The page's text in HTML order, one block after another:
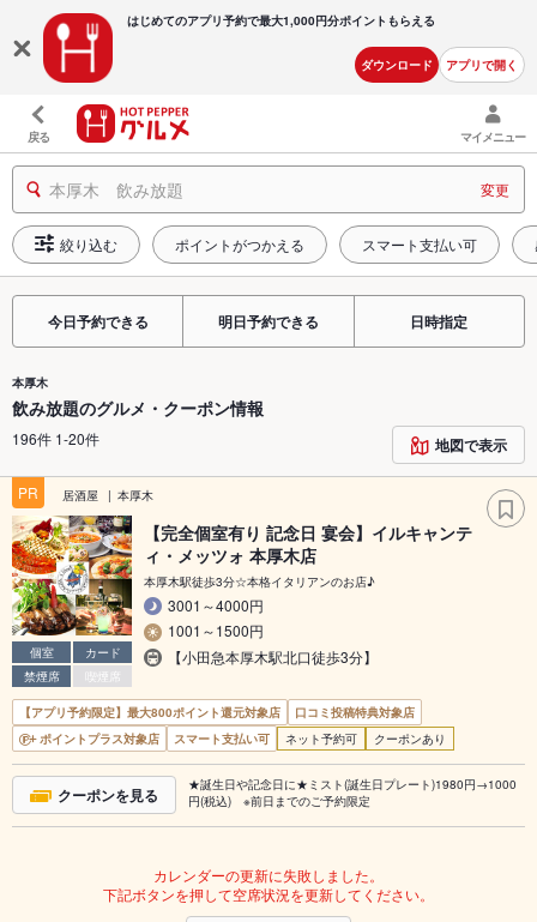
はじめてのアプリ予約で最大1,000円分ポイントもらえる
ダウンロード アプリで開く
戻る マイメニュー
本厚木 飲み放題 変更
絞り込む ポイントがつかえる スマート支払い可
今日予約できる 明日予約できる 日時指定
本厚木
飲み放題のグルメ・クーポン情報
196件 1-20件 地図で表示
PR 居酒屋 本厚木
個室
カード
禁煙席
喫煙席
【完全個室有り 記念日 宴会】イルキャンテ
ィ・メッツォ 本厚木店
本厚木駅徒歩3分☆本格イタリアンのお店♪
3001～4000円
1001～1500円
【小田急本厚木駅北口徒歩3分】
【アプリ予約限定】最大800ポイント還元対象店
口コミ投稿特典対象店
ポイントプラス対象店
スマート支払い可 ネット予約可 クーポンあり
クーポンを見る
★誕生日や記念日に★ミスト(誕生日プレート)1980円→1000
円(税込) ※前日までのご予約限定
カレンダーの更新に失敗しました。
下記ボタンを押して空席状況を更新してください。